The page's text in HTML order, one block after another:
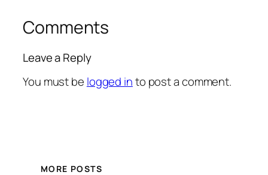
Comments
Leave a Reply
You must be logged into post a comment.
MORE POSTS